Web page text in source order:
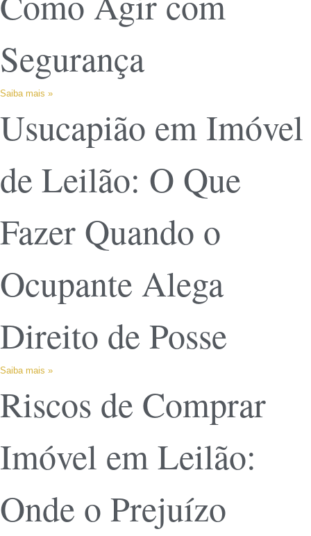
Segurança
Saiba mais »
Usucapião em Imóvel
de Leilão: O Que
Fazer Quando o
Ocupante Alega
Direito de Posse
Saiba mais »
Riscos de Comprar
Imóvel em Leilão:
Onde o Prejuízo